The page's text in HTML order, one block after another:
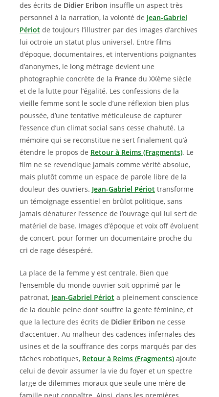
des écrits de Didier Eribon insuffle un aspect très
personnel à la narration, la volonté de Jean-Gabriel
Périot de toujours l’illustrer par des images d’archives
lui octroie un statut plus universel. Entre films
d’époque, documentaires, et interventions poignantes
d’anonymes, le long métrage devient une
photographie concrète de la France du XXème siècle
et de la lutte pour l’égalité. Les confessions de la
vieille femme sont le socle d’une réflexion bien plus
poussée, d’une tentative méticuleuse de capturer
l’essence d’un climat social sans cesse chahuté. La
mémoire qui se reconstitue ne sert finalement qu’à
étendre le propos de Retour à Reims (Fragments). Le
film ne se revendique jamais comme vérité absolue,
mais plutôt comme un espace de parole libre de la
douleur des ouvriers. Jean-Gabriel Périot transforme
un témoignage essentiel en brûlot politique, sans
jamais dénaturer l’essence de l’ouvrage qui lui sert de
matériel de base. Images d’époque et voix off évoluent
de concert, pour former un documentaire proche du
cri de rage désespéré.
La place de la femme y est centrale. Bien que
l’ensemble du monde ouvrier soit opprimé par le
patronat, Jean-Gabriel Périot a pleinement conscience
de la double peine dont souffre la gente féminine, et
que la lecture des écrits de Didier Eribon ne cesse
d’accentuer. Au malheur des cadences infernales des
usines et de la souffrance des corps marqués par des
tâches robotiques, Retour à Reims (Fragments) ajoute
celui de devoir assumer la vie du foyer et un spectre
large de dilemmes moraux que seule une mère de